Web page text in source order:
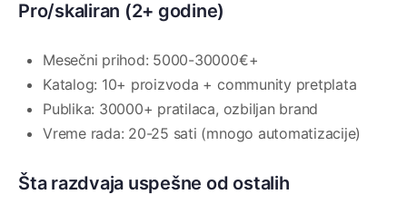
Pro/skaliran (2+ godine)
Mesečni prihod: 5000-30000€+
Katalog: 10+ proizvoda + community pretplata
Publika: 30000+ pratilaca, ozbiljan brand
Vreme rada: 20-25 sati (mnogo automatizacije)
Šta razdvaja uspešne od ostalih